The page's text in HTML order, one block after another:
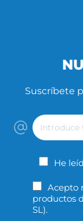
Suscríbete
Introduce
tu
correo
He
Acepto
productos
SL).